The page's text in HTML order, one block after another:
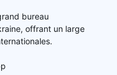
bureau
offrant un large